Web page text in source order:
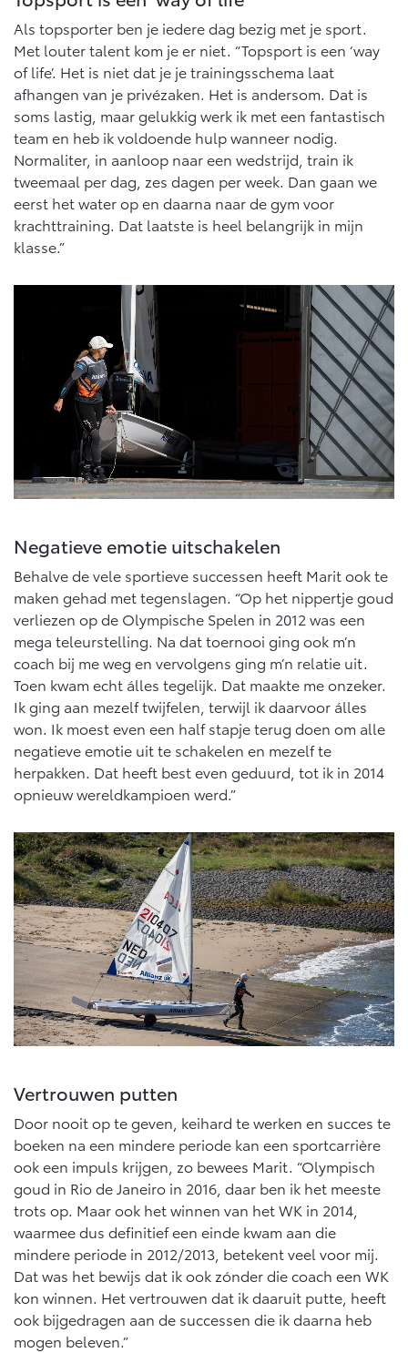
Als topsporter ben je iedere dag bezig met je sport.
Met louter talent kom je er niet. “Topsport is een ‘way
of life’. Het is niet dat je je trainingsschema laat
afhangen van je privézaken. Het is andersom. Dat is
soms lastig, maar gelukkig werk ik met een fantastisch
team en heb ik voldoende hulp wanneer nodig.
Normaliter, in aanloop naar een wedstrijd, train ik
tweemaal per dag, zes dagen per week. Dan gaan we
eerst het water op en daarna naar de gym voor
krachttraining. Dat laatste is heel belangrijk in mijn
klasse.”
Negatieve emotie uitschakelen
Behalve de vele sportieve successen heeft Marit ook te
maken gehad met tegenslagen. “Op het nippertje goud
verliezen op de Olympische Spelen in 2012 was een
mega teleurstelling. Na dat toernooi ging ook m’n
coach bij me weg en vervolgens ging m’n relatie uit.
Toen kwam echt álles tegelijk. Dat maakte me onzeker.
Ik ging aan mezelf twijfelen, terwijl ik daarvoor álles
won. Ik moest even een half stapje terug doen om alle
negatieve emotie uit te schakelen en mezelf te
herpakken. Dat heeft best even geduurd, tot ik in 2014
opnieuw wereldkampioen werd.”
Vertrouwen putten
Door nooit op te geven, keihard te werken en succes te
boeken na een mindere periode kan een sportcarrière
ook een impuls krijgen, zo bewees Marit. “Olympisch
goud in Rio de Janeiro in 2016, daar ben ik het meeste
trots op. Maar ook het winnen van het WK in 2014,
waarmee dus definitief een einde kwam aan die
mindere periode in 2012/2013, betekent veel voor mij.
Dat was het bewijs dat ik ook zónder die coach een WK
kon winnen. Het vertrouwen dat ik daaruit putte, heeft
ook bijgedragen aan de successen die ik daarna heb
mogen beleven.”